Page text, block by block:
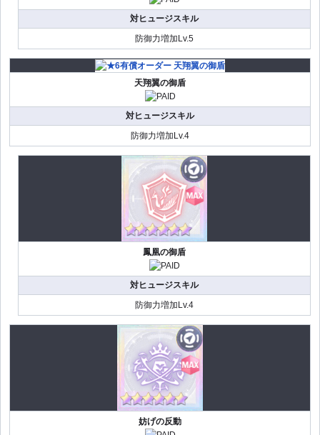
対ヒュージスキル
防御力増加Lv.5
天翔翼の御盾
対ヒュージスキル
防御力増加Lv.4
鳳凰の御盾
対ヒュージスキル
防御力増加Lv.4
妨げの反動